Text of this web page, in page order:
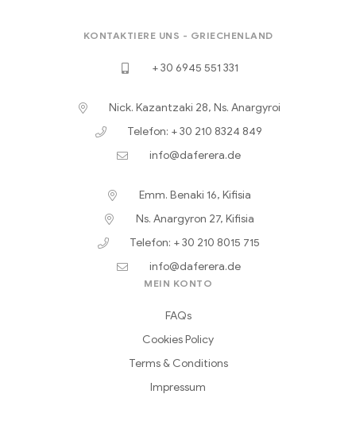
KONTAKTIERE UNS - GRIECHENLAND
+ 30 6945 551 331
Nick. Kazantzaki 28, Ns. Anargyroi
Telefon: + 30 210 8324 849
info@daferera.de
Emm. Benaki 16, Kifisia
Ns. Anargyron 27, Kifisia
Telefon: + 30 210 8015 715
info@daferera.de
MEIN KONTO
FAQs
Cookies Policy
Terms & Conditions
Impressum